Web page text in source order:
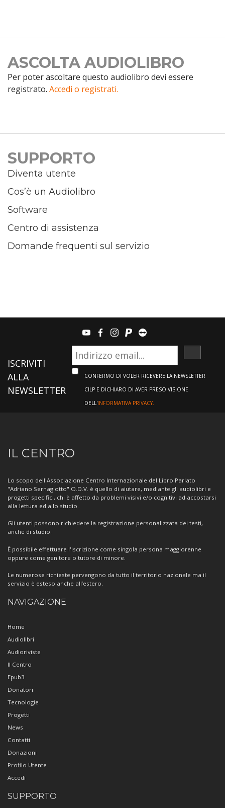
ASCOLTA AUDIOLIBRO
Per poter ascoltare questo audiolibro devi essere
registrato. Accedi o registrati.
SUPPORTO
Diventa utente
Cos’è un Audiolibro
Software
Centro di assistenza
Domande frequenti sul servizio
youtubefacebook
instagram
paypalteamviewer
ISCRIVITI
ALLA
NEWSLETTER
CONFERMO DI VOLER RICEVERE LA NEWSLETTER
CILP E DICHIARO DI AVER PRESO VISIONE
DELL'INFORMATIVA PRIVACY.
Informazioni
sul
Centro
IL CENTRO
Lo scopo dell'Associazione Centro Internazionale del Libro Parlato
"Adriano Sernagiotto" O.D.V. è quello di aiutare, mediante gli audiolibri e
progetti specifici, chi è affetto da problemi visivi e/o cognitivi ad accostarsi
alla lettura ed allo studio.
Gli utenti possono richiedere la registrazione personalizzata dei testi,
anche di studio.
È possibile effettuare l'iscrizione come singola persona maggiorenne
oppure come genitore o tutore di minore.
Le numerose richieste pervengono da tutto il territorio nazionale ma il
servizio è esteso anche all’estero.
NAVIGAZIONE
Home
Audiolibri
Audioriviste
Il Centro
Epub3
Donatori
Tecnologie
Progetti
News
Contatti
Donazioni
Profilo Utente
Accedi
SUPPORTO